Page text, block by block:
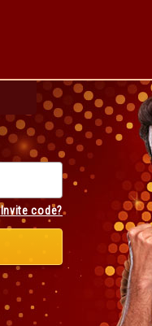
Invite code?